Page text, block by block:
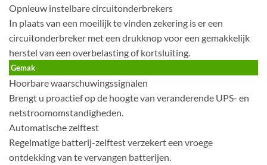
Opnieuw instelbare circuitonderbrekers
In plaats van een moeilijk te vinden zekering is er een
circuitonderbreker met een drukknop voor een gemakkelijk
herstel van een overbelasting of kortsluiting.
Gemak
Hoorbare waarschuwingssignalen
Brengt u proactief op de hoogte van veranderende UPS- en
netstroomomstandigheden.
Automatische zelftest
Regelmatige batterij-zelftest verzekert een vroege
ontdekking van te vervangen batterijen.